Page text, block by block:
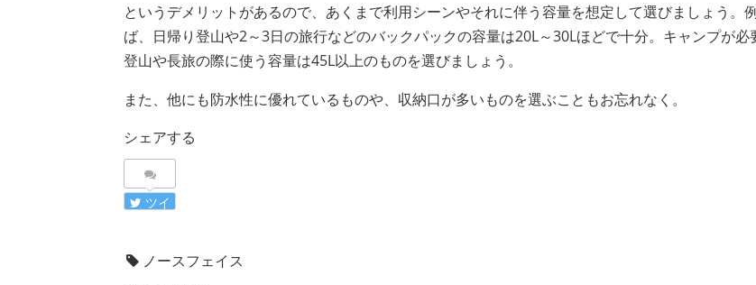
というデメリットがあるので、あくまで利用シーンやそれに伴う容量を想定して選びましょう。
ば、日帰り登山や2～3日の旅行などのバックパックの容量は20L～30Lほどで十分。キャンプが必
登山や長旅の際に使う容量は45L以上のものを選びましょう。
また、他にも防水性に優れているものや、収納口が多いものを選ぶこともお忘れなく。
シェアする
ツイ
ノースフェイス